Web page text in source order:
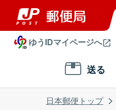
ゆうIDマイページへ
送る
日本郵便トップ